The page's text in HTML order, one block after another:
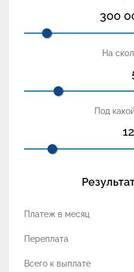
300
На
Под
12
Платеж в месяц
Переплата
Всего к выплате